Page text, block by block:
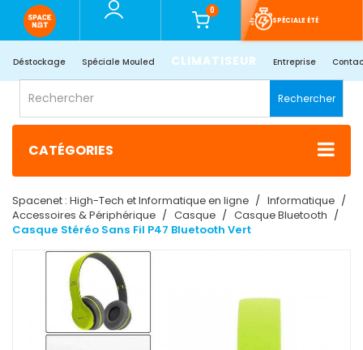
0
SPÉCIALE ÉTÉ
Déstockage Spéciale Mouled CLIMATISEUR Entreprise
Rechercher
CATÉGORIES
Spacenet : High-Tech et Informatique en ligne
Informatique
Accessoires & Périphérique
Casque
Casque Bluetooth
Casque Stéréo Sans Fil P47 Bluetooth Vert